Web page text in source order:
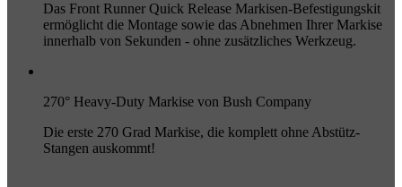
Das Front Runner Quick Release Markisen-Befestigungskit
ermöglicht die Montage sowie das Abnehmen Ihrer Markise
innerhalb von Sekunden - ohne zusätzliches Werkzeug.
270° Heavy-Duty Markise von Bush Company
Die erste 270 Grad Markise, die komplett ohne Abstütz-
Stangen auskommt!